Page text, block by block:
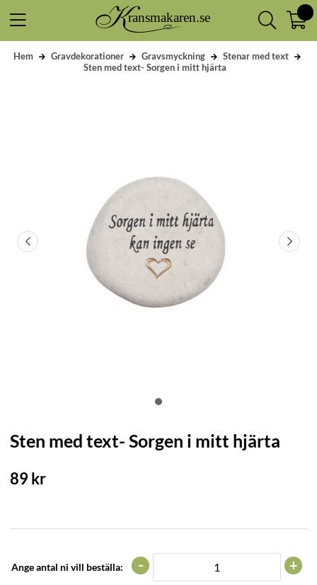
Hem Gravdekorationer Gravsmyckning
Stenar med text
Sten med text- Sorgen i mitt hjärta
Sten med text- Sorgen i mitt hjärta
89kr
Ange antal ni vill beställa: +
-